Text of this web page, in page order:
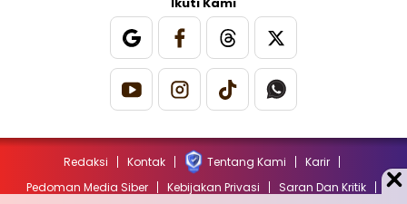
Ikuti Kami
Redaksi Kontak Tentang Kami
Karir
Pedoman Media Siber
Kebijakan Privasi Saran Dan Kritik